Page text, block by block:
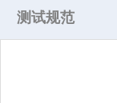
测试规范